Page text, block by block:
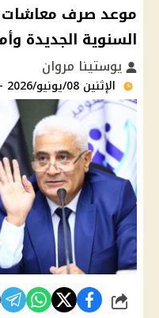
السنوية الجديدة
يوستينا مروان
الإثنين 08/يونيو/2026 - 02:45 م
شارك